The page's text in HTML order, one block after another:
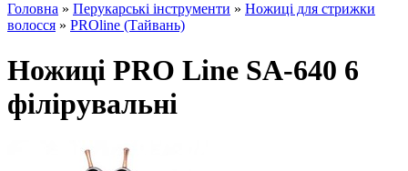
Головна » Перукарські інструменти » Ножиці для стрижки
волосся » PROline (Тайвань)
Ножиці PRO Line SA-640 6
філірувальні